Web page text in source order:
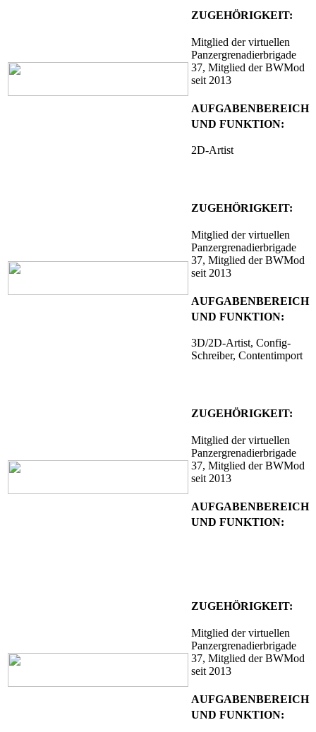
ZUGEHÖRIGKEIT:
Mitglied der virtuellen
Panzergrenadierbrigade
37, Mitglied der BWMod
seit 2013
AUFGABENBEREICH
UND FUNKTION:
2D-Artist
ZUGEHÖRIGKEIT:
Mitglied der virtuellen
Panzergrenadierbrigade
37, Mitglied der BWMod
seit 2013
AUFGABENBEREICH
UND FUNKTION:
3D/2D-Artist, Config-
Schreiber, Contentimport
ZUGEHÖRIGKEIT:
Mitglied der virtuellen
Panzergrenadierbrigade
37, Mitglied der BWMod
seit 2013
AUFGABENBEREICH
UND FUNKTION:
ZUGEHÖRIGKEIT:
Mitglied der virtuellen
Panzergrenadierbrigade
37, Mitglied der BWMod
seit 2013
AUFGABENBEREICH
UND FUNKTION: